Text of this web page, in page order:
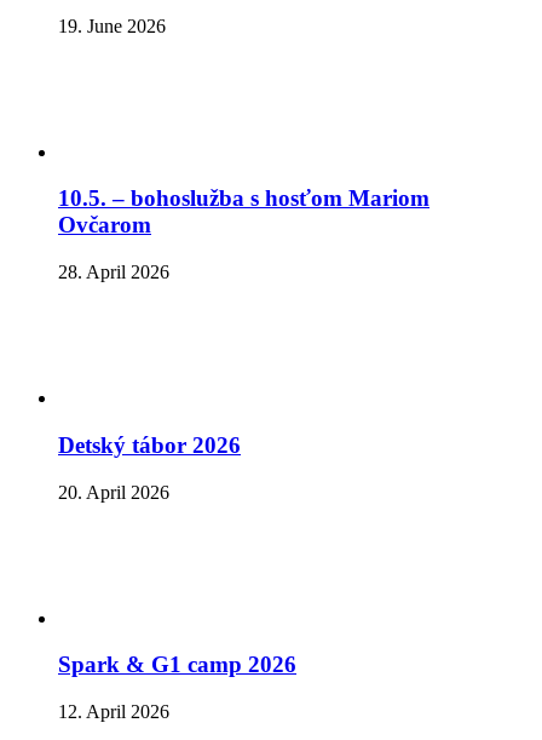
19. June 2026
10.5. – bohoslužba s hosťom Mariom
Ovčarom
28. April 2026
Detský tábor 2026
20. April 2026
Spark & G1 camp 2026
12. April 2026